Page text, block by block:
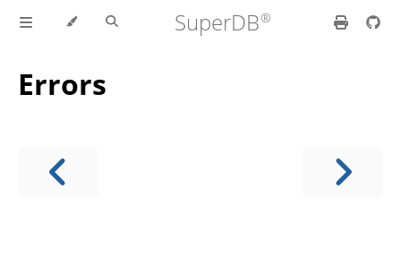
SuperDB
Errors